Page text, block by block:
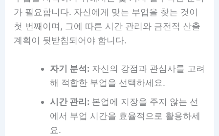
가 필요합니다. 자신에게 맞는 부업을 찾는 것이
첫 번째이며, 그에 따른 시간 관리와 금전적 산출
계획이 뒷받침되어야 합니다.
자기 분석: 자신의 강점과 관심사를 고려
해 적합한 부업을 선택하세요.
시간 관리: 본업에 지장을 주지 않는 선
에서 부업 시간을 효율적으로 활용하세
요.